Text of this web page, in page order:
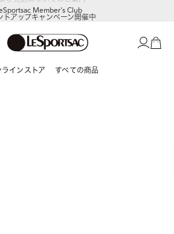
Member's Club
トアップキャンペーン開催中
インストア
すべての商品